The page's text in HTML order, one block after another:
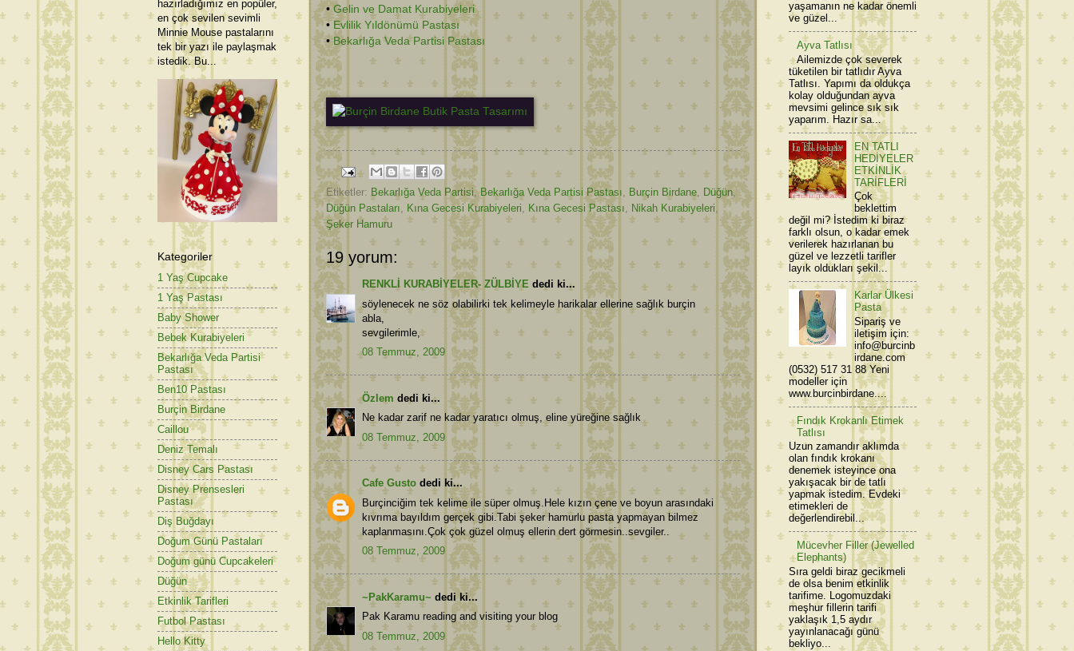
•Gelin ve Damat Kurabiyeleri
• Evlilik Yıldönümü Pastası
•Bekarlığa Veda Partisi Pastası
Etiketler: Bekarlığa Veda Partisi,Bekarlığa Veda Partisi Pastası, Burçin Birdane, Düğün,
Düğün Pastaları, Kına Gecesi Kurabiyeleri, Kına Gecesi Pastası, Nikah Kurabiyeleri,
Şeker Hamuru
19 yorum:
RENKLİ KURABİYELER- ZÜLBİYE dedi ki...
söylenecek ne söz olabilirki tek kelimeyle harikalar ellerine sağlık burçin
abla,
sevgilerimle,
08 Temmuz, 2009
Özlem dedi ki...
Ne kadar zarif ne kadar yaratıcı olmuş, eline yüreğine sağlık
08 Temmuz, 2009
Cafe Gusto dedi ki...
Burçinciğim tek kelime ile süper olmuş.Hele kızın çene ve boyun arasındaki
kıvrıma bayıldım gerçek gibi.Tabi şeker hamurlu pasta yapmayan bilmez
kaplanmasını.Çok çok güzel olmuş ellerin dert görmesin..sevgiler..
08 Temmuz, 2009
~PakKaramu~ dedi ki...
Pak Karamu reading and visiting your blog
08 Temmuz, 2009
hazırladığımız en popüler,
en çok sevilen sevimli
Minnie Mouse pastalarını
tek bir yazı ile paylaşmak
istedik. Bu...
Kategoriler
1 Yaş Cupcake
1 Yaş Pastası
Baby Shower
Bebek Kurabiyeleri
Bekarlığa Veda Partisi
Pastası
Ben10 Pastası
Burçin Birdane
Caillou
Deniz Temalı
Disney Cars Pastası
Disney Prensesleri
Pastası
Diş Buğdayı
Doğum Günü Pastaları
Doğum günü Cupcakeleri
Düğün
Etkinlik Tarifleri
Futbol Pastası
Hello Kitty
yaşamanın ne kadar önemli
ve güzel...
Ayva Tatlısı
Ailemizde çok severek
tüketilen bir tatlıdır Ayva
Tatlısı. Yapımı da oldukça
kolay olduğundan ayva
mevsimi gelince sık sık
yaparım. Hazır sa...
EN TATLI
HEDİYELER
ETKİNLİK
TARİFLERİ
Çok
beklettim
değil mi? İstedim ki biraz
farklı olsun, o kadar emek
verilerek hazırlanan bu
güzel ve lezzetli tarifler
layık oldukları şekil...
Karlar Ülkesi
Pasta
Sipariş ve
iletişim için:
info@burcinb
irdane.com
(0532) 517 31 88 Yeni
modeller için
www.burcinbirdane....
Fındık Krokanlı Etimek
Tatlısı
Uzun zamandır aklımda
olan fındık krokanı
denemek isteyince ona
yakışacak bir de tatlı
yapmak istedim. Evdeki
etimekleri de
değerlendirebil...
Mücevher Filler (Jewelled
Elephants)
Sıra geldi biraz gecikmeli
de olsa benim etkinlik
tarifime. Logomuzdaki
meşhur fillerin tarifi
yaklaşık 1,5 aydır
yayınlanacağı günü
bekliyo...